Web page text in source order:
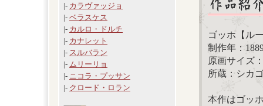
|- カラヴァッジョ
|- ベラスケス
|- カルロ・ドルチ
|- カナレット
|- スルバラン
|- ムリーリョ
|- ニコラ・プッサン
|- クロード・ロラン
ゴッホ【ル
制作年：
原画サイズ
所蔵：シカ
本作はゴッ